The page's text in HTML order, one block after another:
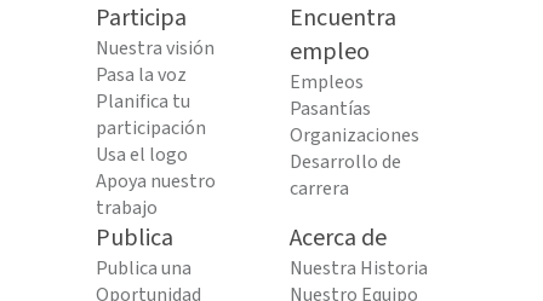
Participa
Nuestra visión
Pasa la voz
Planifica tu
participación
Usa el logo
Apoya nuestro
trabajo
Encuentra
empleo
Empleos
Pasantías
Organizaciones
Desarrollo de
carrera
Publica
Publica una
Oportunidad
Acerca de
Nuestra Historia
Nuestro Equipo